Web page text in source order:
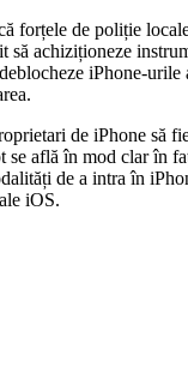
forțele de poliție
să achiziționeze
iPhone-urile
de iPhone să
se află în mod clar în
de a intra în
iOS.